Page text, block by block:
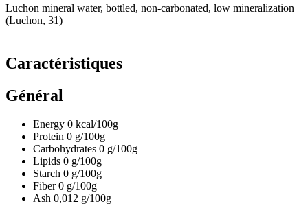
Luchon mineral water, bottled, non-carbonated, low mineralization
(Luchon, 31)
Caractéristiques
Général
Energy 0 kcal/100g
Protein 0 g/100g
Carbohydrates 0 g/100g
Lipids 0 g/100g
Starch 0 g/100g
Fiber0 g/100g
Ash 0,012 g/100g